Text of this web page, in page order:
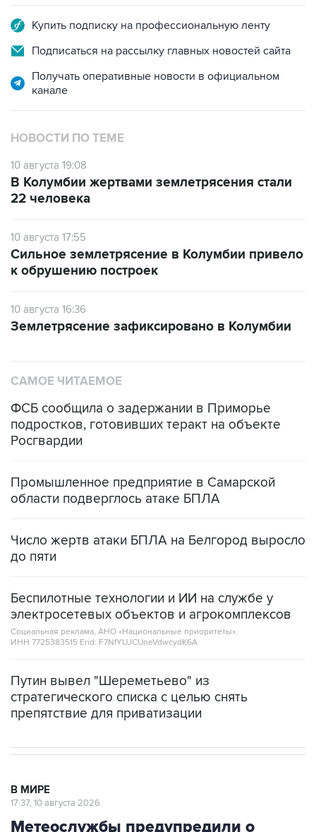
Купить подписку на профессиональную ленту
Подписаться на рассылку главных новостей сайта
Получать оперативные новости в официальном
канале
НОВОСТИ ПО ТЕМЕ
10 августа 19:08
В Колумбии жертвами землетрясения стали
22 человека
10 августа 17:55
Сильное землетрясение в Колумбии привело
к обрушению построек
10 августа 16:36
Землетрясение зафиксировано в Колумбии
САМОЕ ЧИТАЕМОЕ
ФСБ сообщила о задержании в Приморье
подростков, готовивших теракт на объекте
Росгвардии
Промышленное предприятие в Самарской
области подверглось атаке БПЛА
Число жертв атаки БПЛА на Белгород выросло
до пяти
Беспилотные технологии и ИИ на службе у
электросетевых объектов и агрокомплексов
Социальная реклама, АНО «Национальные приоритеты».
ИНН 7725383515 Erid: F7NfYUJCUneVdwcydK6A
Путин вывел "Шереметьево" из
стратегического списка с целью снять
препятствие для приватизации
В МИРЕ
17:37, 10 августа 2026
Метеослужбы предупредили о